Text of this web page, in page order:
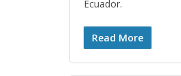
Ecuador.
Read More